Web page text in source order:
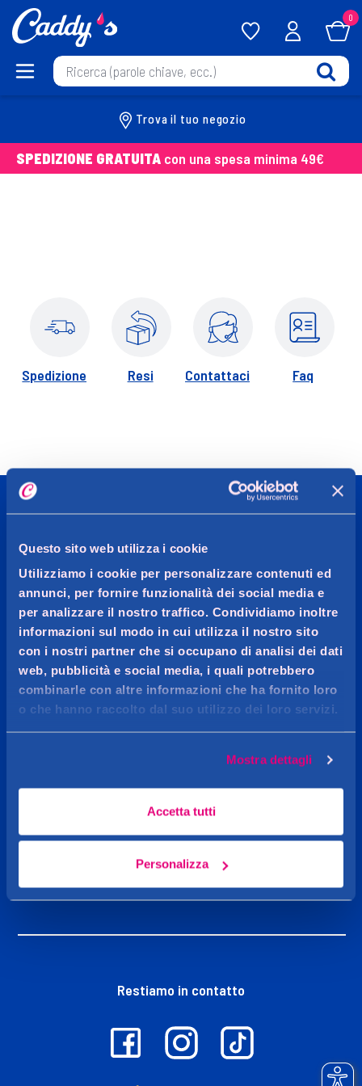
Questo sito web utilizza i cookie
Utilizziamo i cookie per personalizzare contenuti ed
annunci, per fornire funzionalità dei social media e
per analizzare il nostro traffico. Condividiamo inoltre
informazioni sul modo in cui utilizza il nostro sito
con i nostri partner che si occupano di analisi dei dati
web, pubblicità e social media, i quali potrebbero
combinarle con altre informazioni che ha fornito loro
o che hanno raccolto dal suo utilizzo dei loro servizi.
Mostra dettagli
Accetta tutti
Personalizza
0
Trova il tuo negozio
SPEDIZIONE GRATUITA con una spesa minima 49€
Spedizione Resi Contattaci Faq
CADDY'S
OGGI MI VOGLIO BENE
Più di 20.000 prodotti per la cura persona, l’igiene della
casa, make-up, profumeria e parafarmacia delle
migliori marche.
Restiamo in contatto